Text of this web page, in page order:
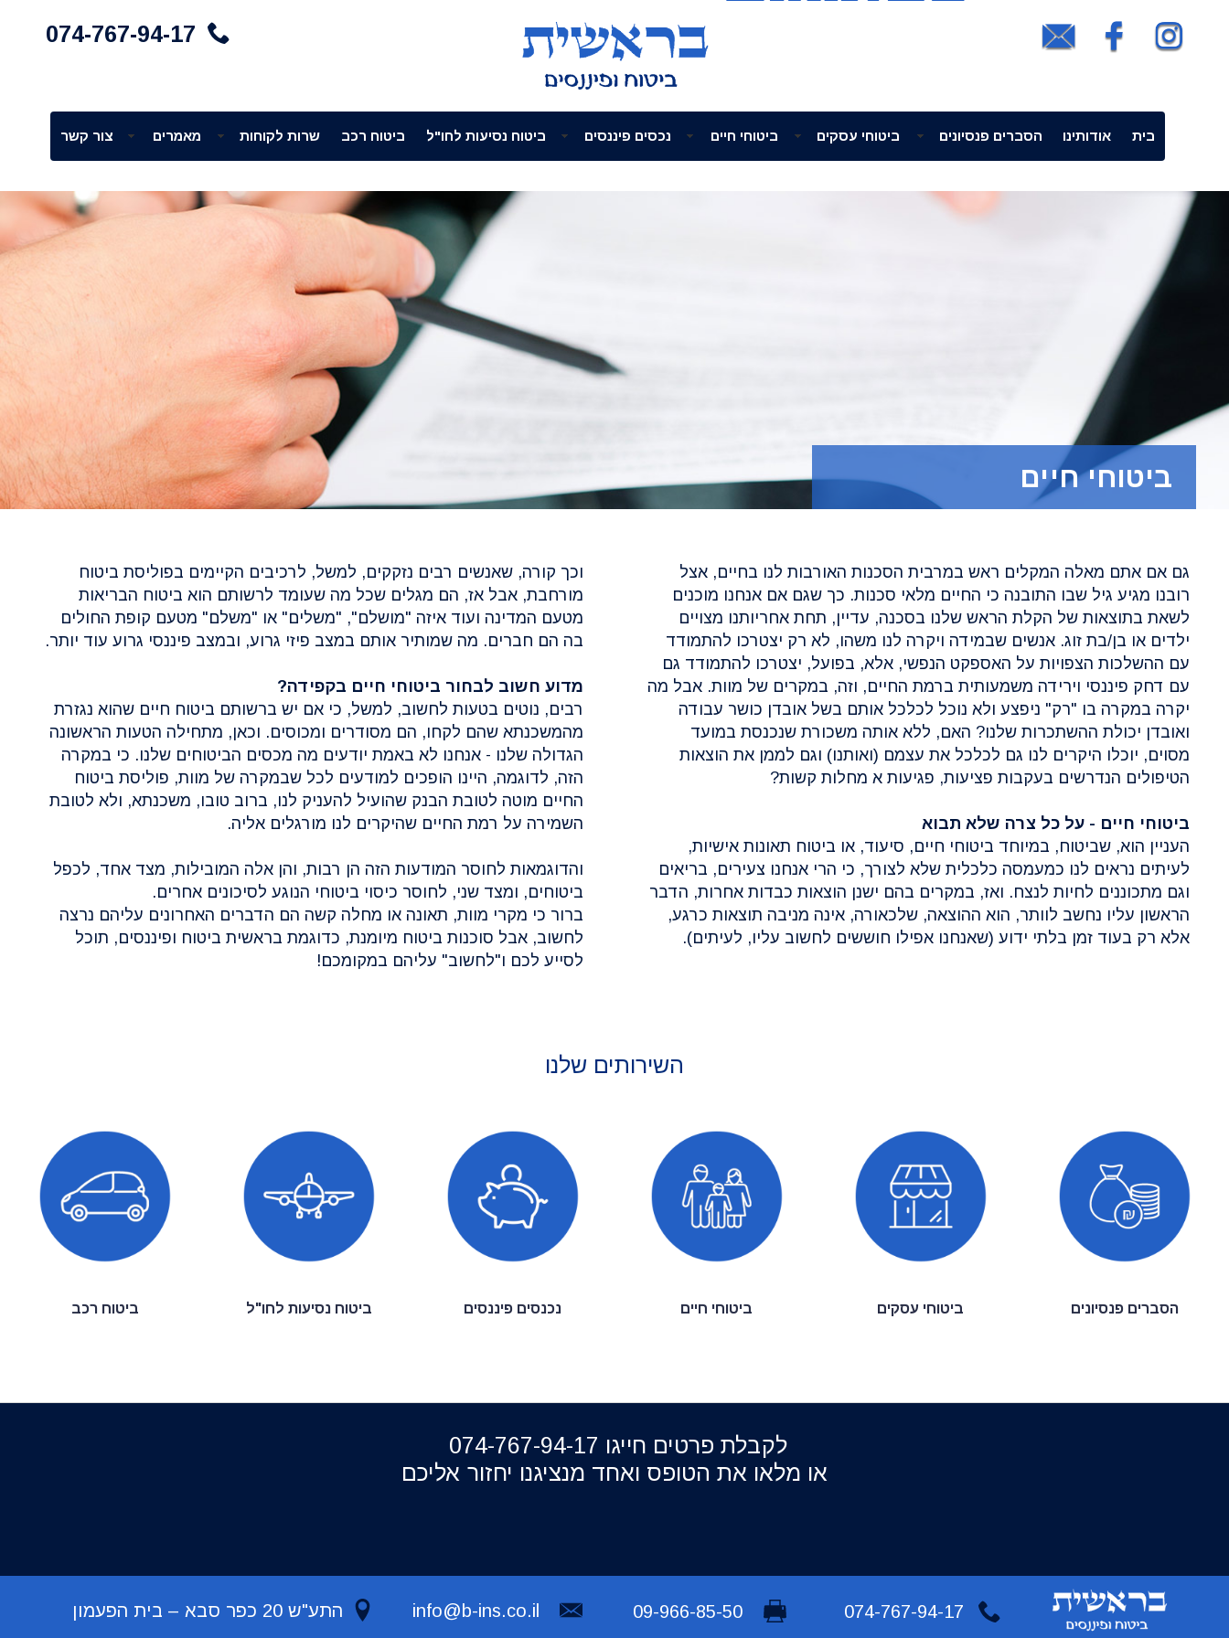
074-767-94-17
בית אודותינו הסברים פנסיונים ביטוחי עסקים ביטוחי חיים נכסים פיננסים ביטוח נסיעות לחו"ל ביטוח רכב שרות לקוחות מאמרים צור קשר
ביטוחי חיים
גם אם אתם מאלה המקלים ראש במרבית הסכנות האורבות לנו בחיים, אצל
רובנו מגיע גיל שבו התובנה כי החיים מלאי סכנות. כך שגם אם אנחנו מוכנים
לשאת בתוצאות של הקלת הראש שלנו בסכנה, עדיין, תחת אחריותנו מצויים
ילדים או בן/בת זוג. אנשים שבמידה ויקרה לנו משהו, לא רק יצטרכו להתמודד
עם ההשלכות הצפויות על האספקט הנפשי, אלא, בפועל, יצטרכו להתמודד גם
עם דחק פיננסי וירידה משמעותית ברמת החיים, וזה, במקרים של מוות. אבל מה
יקרה במקרה בו "רק" ניפצע ולא נוכל לכלכל אותם בשל אובדן כושר עבודה
ואובדן יכולת ההשתכרות שלנו? האם, ללא אותה משכורת שנכנסת במועד
מסוים, יוכלו היקרים לנו גם לכלכל את עצמם (ואותנו) וגם לממן את הוצאות
הטיפולים הנדרשים בעקבות פציעות, פגיעות א מחלות קשות?
ביטוחי חיים - על כל צרה שלא תבוא
העניין הוא, שביטוח, במיוחד ביטוחי חיים, סיעוד, או ביטוח תאונות אישיות,
לעיתים נראים לנו כמעמסה כלכלית שלא לצורך, כי הרי אנחנו צעירים, בריאים
וגם מתכוננים לחיות לנצח. ואז, במקרים בהם ישנן הוצאות כבדות אחרות, הדבר
הראשון עליו נחשב לוותר, הוא ההוצאה, שלכאורה, אינה מניבה תוצאות כרגע,
אלא רק בעוד זמן בלתי ידוע (שאנחנו אפילו חוששים לחשוב עליו, לעיתים).
וכך קורה, שאנשים רבים נזקקים, למשל, לרכיבים הקיימים בפוליסת ביטוח
מורחבת, אבל אז, הם מגלים שכל מה שעומד לרשותם הוא ביטוח הבריאות
מטעם המדינה ועוד איזה "מושלם", "משלים" או "משלם" מטעם קופת החולים
בה הם חברים. מה שמותיר אותם במצב פיזי גרוע, ובמצב פיננסי גרוע עוד יותר.
מדוע חשוב לבחור ביטוחי חיים בקפידה?
רבים, נוטים בטעות לחשוב, למשל, כי אם יש ברשותם ביטוח חיים שהוא נגזרת
מהמשכנתא שהם לקחו, הם מסודרים ומכוסים. וכאן, מתחילה הטעות הראשונה
הגדולה שלנו - אנחנו לא באמת יודעים מה מכסים הביטוחים שלנו. כי במקרה
הזה, לדוגמה, היינו הופכים למודעים לכל שבמקרה של מוות, פוליסת ביטוח
החיים מוטה לטובת הבנק שהועיל להעניק לנו, ברוב טובו, משכנתא, ולא לטובת
השמירה על רמת החיים שהיקרים לנו מורגלים אליה.
והדוגמאות לחוסר המודעות הזה הן רבות, והן אלה המובילות, מצד אחד, לכפל
ביטוחים, ומצד שני, לחוסר כיסוי ביטוחי הנוגע לסיכונים אחרים.
ברור כי מקרי מוות, תאונה או מחלה קשה הם הדברים האחרונים עליהם נרצה
לחשוב, אבל סוכנות ביטוח מיומנת, כדוגמת בראשית ביטוח ופיננסים, תוכל
לסייע לכם ו"לחשוב" עליהם במקומכם!
השירותים שלנו
הסברים פנסיונים ביטוחי עסקים ביטוחי חיים נכנסים פיננסים ביטוח נסיעות לחו"ל ביטוח רכב
לקבלת פרטים
חייגו 074-767-94-17
לקבלת פרטים חייגו 074-767-94-17
או מלאו את הטופס ואחד מנציגנו יחזור אליכם
09-966-85-50
info@b-ins.co.il התע"ש 20 כפר סבא – בית הפעמון